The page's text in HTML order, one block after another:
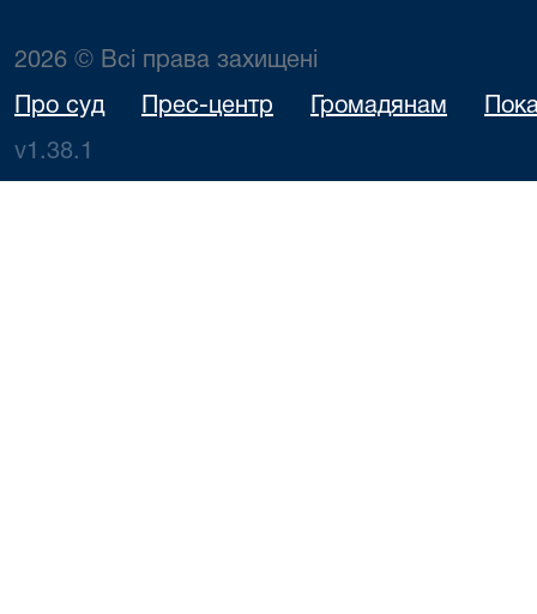
2026 © Всі права захищені
Про суд Прес-центр Громадянам
v1.38.1